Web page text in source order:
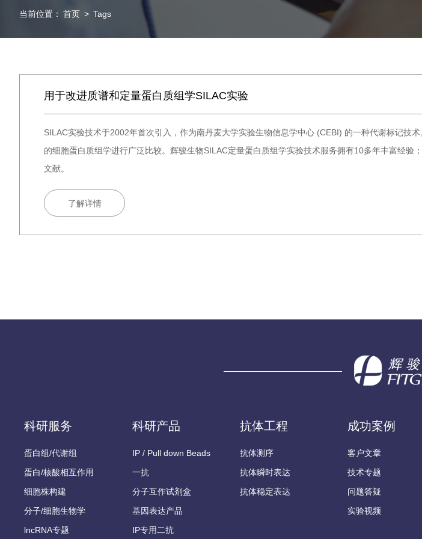
当前位置： 首页 > Tags
用于改进质谱和定量蛋白质组学SILAC实验
SILAC实验技术于2002年首次引入，作为南丹麦大学实验生物信息学中心 (CEBI) 的一种代谢标记技
的细胞蛋白质组学进行广泛比较。辉骏生物SILAC定量蛋白质组学实验技术服务拥有10多年丰富经
文献。
了解详情
科研服务
蛋白组/代谢组
蛋白/核酸相互作用
细胞株构建
分子/细胞生物学
lncRNA专题
科研产品
IP / Pull down Beads
一抗
分子互作试剂盒
基因表达产品
IP专用二抗
抗体工程
抗体测序
抗体瞬时表达
抗体稳定表达
成功案例
客户文章
技术专题
问题答疑
实验视频